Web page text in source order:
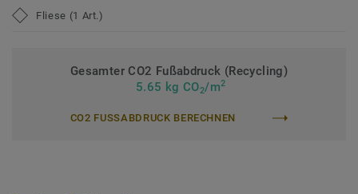
Fliese (1 Art.)
Gesamter CO2 Fußabdruck (Recycling)
5.65 kg CO2/m2
CO2 FUSSABDRUCK BERECHNEN